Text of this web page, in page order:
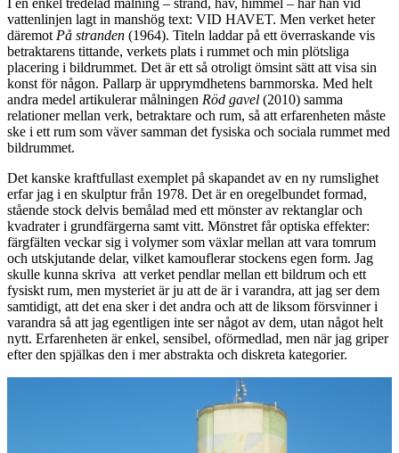
I en enkel tredelad målning – strand, hav, himmel – har han vid
vattenlinjen lagt in manshög text: VID HAVET. Men verket heter
däremotPå stranden (1964). Titeln laddar på ett överraskande vis
betraktarens tittande, verkets plats i rummet och min plötsliga
placering i bildrummet. Det är ett så otroligt ömsint sätt att visa sin
konst för någon. Pallarp är upprymdhetens barnmorska. Med helt
andra medel artikulerar målningen Röd gavel (2010) samma
relationer mellan verk, betraktare och rum, så att erfarenheten måste
ske i ett rum som väver samman det fysiska och sociala rummet med
bildrummet.
Det kanske kraftfullast exemplet på skapandet av en ny rumslighet
erfar jag i en skulptur från 1978. Det är en oregelbundet formad,
stående stock delvis bemålad med ett mönster av rektanglar och
kvadrater i grundfärgerna samt vitt. Mönstret får optiska effekter:
färgfälten veckar sig i volymer som växlar mellan att vara tomrum
och utskjutande delar, vilket kamouflerar stockens egen form. Jag
skulle kunna skriva att verket pendlar mellan ett bildrum och ett
fysiskt rum, men mysteriet är ju att de är i varandra, att jag ser dem
samtidigt, att det ena sker i det andra och att de liksom försvinner i
varandra så att jag egentligen inte ser något av dem, utan något helt
nytt. Erfarenheten är enkel, sensibel, oförmedlad, men när jag griper
efter den spjälkas den i mer abstrakta och diskreta kategorier.